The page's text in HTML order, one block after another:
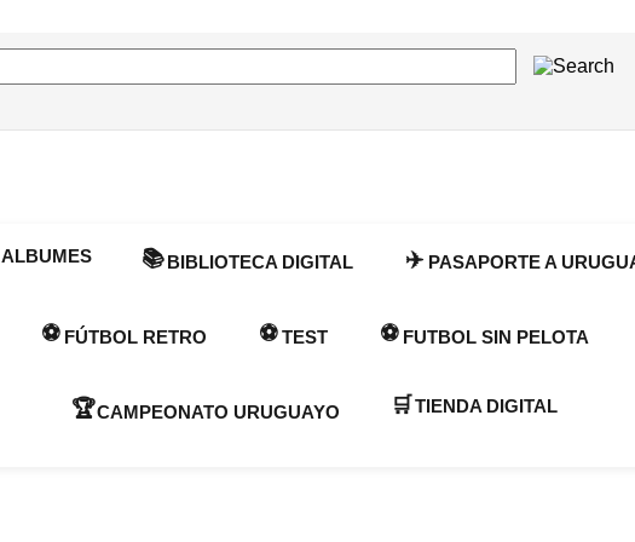
ALBUMES 📚BIBLIOTECA DIGITAL ✈️ PASAPORTE A
⚽ FÚTBOL RETRO ⚽TEST ⚽ FUTBOL SIN PELOTA
🏆CAMPEONATO URUGUAYO 🛒 TIENDA DIGITAL